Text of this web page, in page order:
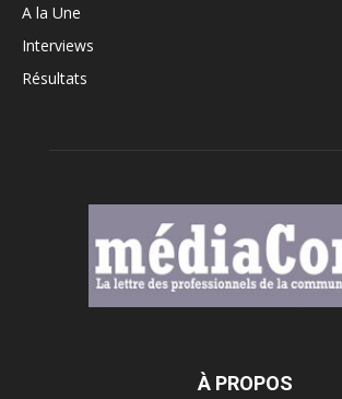
A la Une
Interviews
Résultats
À PROPOS